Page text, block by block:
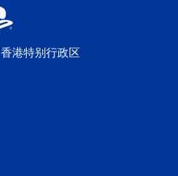
港特别行政区